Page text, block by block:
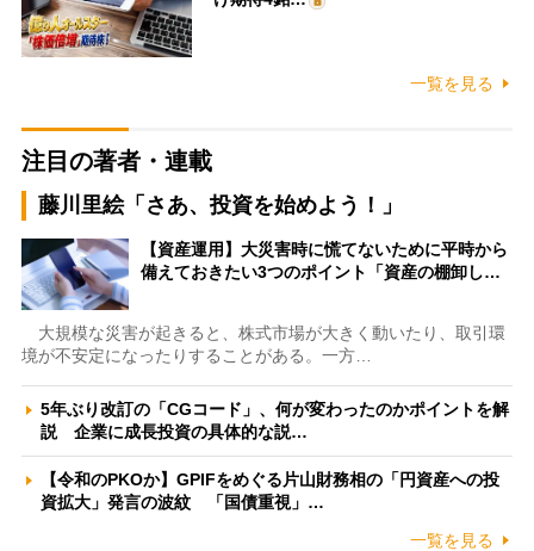
一覧を見る
注目の著者・連載
藤川里絵「さあ、投資を始めよう！」
【資産運用】大災害時に慌てないために平時から
備えておきたい3つのポイント「資産の棚卸し…
大規模な災害が起きると、株式市場が大きく動いたり、取引環
境が不安定になったりすることがある。一方…
5年ぶり改訂の「CGコード」、何が変わったのかポイントを解
説 企業に成長投資の具体的な説…
【令和のPKOか】GPIFをめぐる片山財務相の「円資産への投
資拡大」発言の波紋 「国債重視」…
一覧を見る